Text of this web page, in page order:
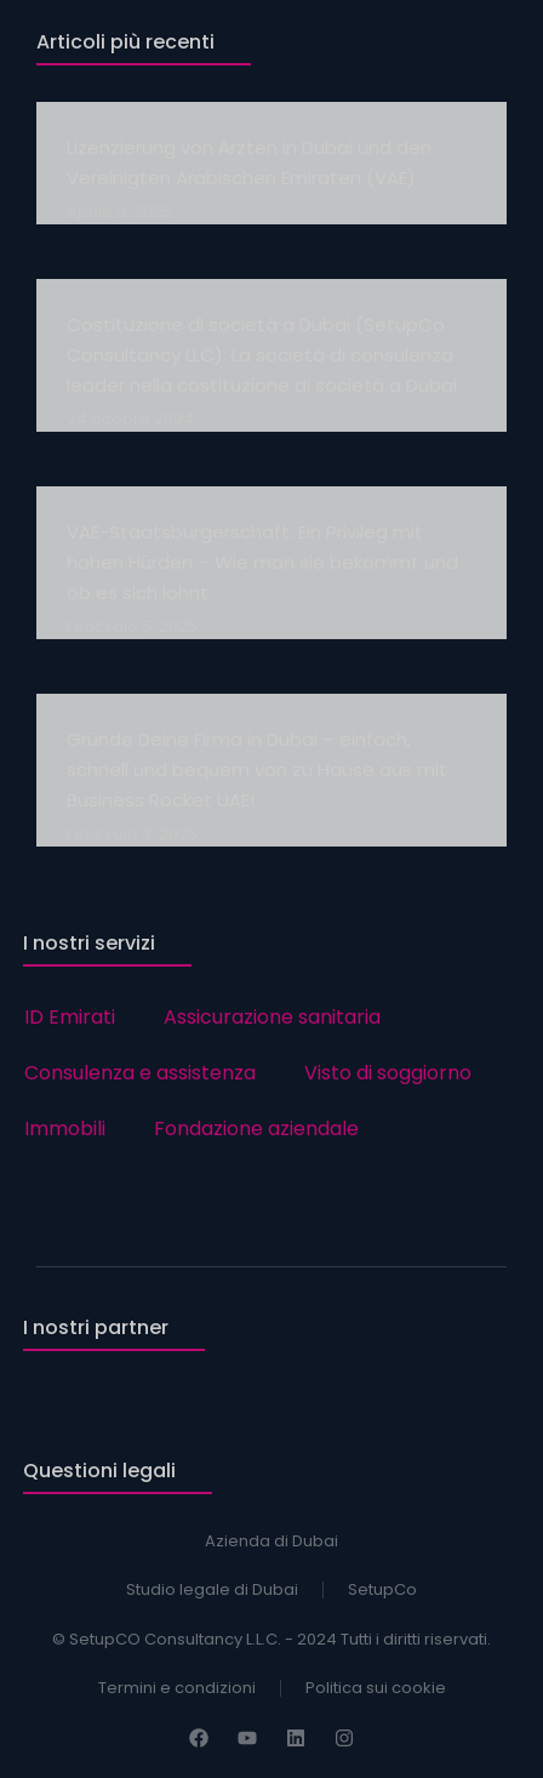
Articoli più recenti
I nostri servizi
ID Emirati
Assicurazione sanitaria
Consulenza e assistenza
Visto di soggiorno
Immobili
Fondazione aziendale
I nostri partner
Questioni legali
Azienda di Dubai
Studio legale di Dubai SetupCo
© SetupCO Consultancy L.L.C. - 2024 Tutti i diritti riservati.
Termini e condizioni Politica sui cookie